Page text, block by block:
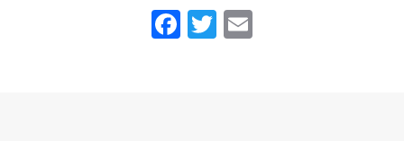
Facebook
Twitter